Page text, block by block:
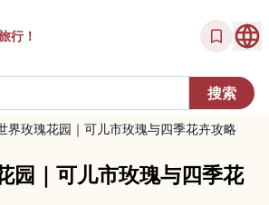
行！
界玫瑰花园｜可儿市玫瑰与四季花卉攻略
园｜可儿市玫瑰与四季花